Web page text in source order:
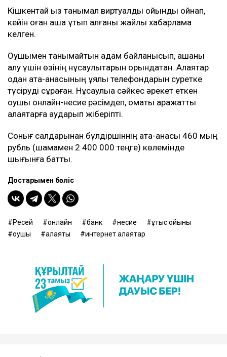
Кішкентай қыз танымал виртуалды ойынды ойнап,
кейін оған ақша ұтып алғаны жайлы хабарлама
келген.
Оқушымен танымайтын адам байланысып, ақшаны
алу үшін өзінің нұсқаулықтарын орындатқан. Алаяқтар
одан ата-анасының ұялы телефондарын суретке
түсіруді сұраған. Нұсқаулыққа сәйкес әрекет еткен
оқушы онлайн-несие рәсімдеп, қомақты қаражатты
алаяқтарға аударып жіберіпті.
Сонығ салдарынан бүлдіршіннің ата-анасы 460 мың
рубль (шамамен 2 400 000 теңге) көлемінде
шығынға батты.
Достарыңмен бөліс
Ресей онлайн банк несие
ұтыс ойыны
оқушы
алаяқтық интернет алаяқтар